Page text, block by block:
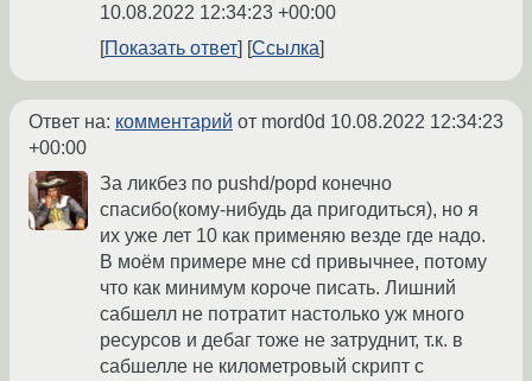
10.08.2022 12:34:23 +00:00
Показать ответ
Ссылка
Ответ на: комментарий от mord0d 10.08.2022 12:34:23
+00:00
За ликбез по pushd/popd конечно
спасибо(кому-нибудь да пригодиться), но я
их уже лет 10 как применяю везде где надо.
В моём примере мне cd привычнее, потому
что как минимум короче писать. Лишний
сабшелл не потратит настолько уж много
ресурсов и дебаг тоже не затруднит, т.к. в
сабшелле не километровый скрипт с